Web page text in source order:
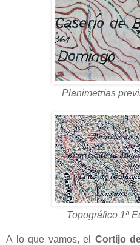
Planimetrías
Topográfico 1ª
A lo que vamos, el Cortijo